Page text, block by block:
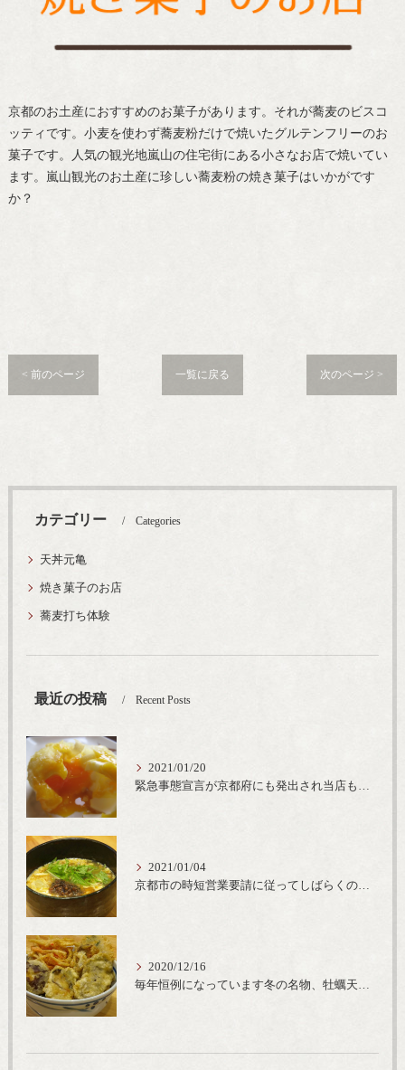
京都のお土産におすすめのお菓子があります。それが蕎麦のビスコ
ッティです。小麦を使わず蕎麦粉だけで焼いたグルテンフリーのお
菓子です。人気の観光地嵐山の住宅街にある小さなお店で焼いてい
ます。嵐山観光のお土産に珍しい蕎麦粉の焼き菓子はいかがです
か？
< 前のページ 一覧に戻る 次のページ >
カテゴリー Categories
天丼元亀
焼き菓子のお店
蕎麦打ち体験
最近の投稿 Recent Posts
2021/01/20
緊急事態宣言が京都府にも発出され当店も要請に従って20時完全閉店という形で営業なるべく短期間での要請解除へ一致団結です
2021/01/04
京都市の時短営業要請に従ってしばらくの間20時までの営業とさせていただいております。寒い時期には温かいお蕎麦がおすすめ
2020/12/16
毎年恒例になっています冬の名物、牡蠣天丼が販売開始です、広島県産の大粒牡蠣を使用し天ぷらならではのカリと衣クリーミーな味わいをどうぞ